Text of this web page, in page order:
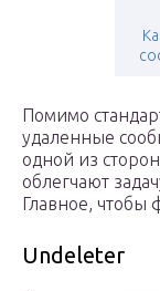
Помимо
удаленные
одной из
облегчают
Главное, чтобы
Undeleter